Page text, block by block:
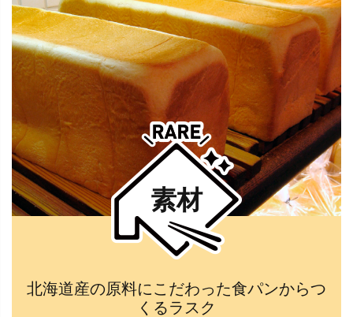
素材
北海道産の原料にこだわった食パンからつ
くるラスク